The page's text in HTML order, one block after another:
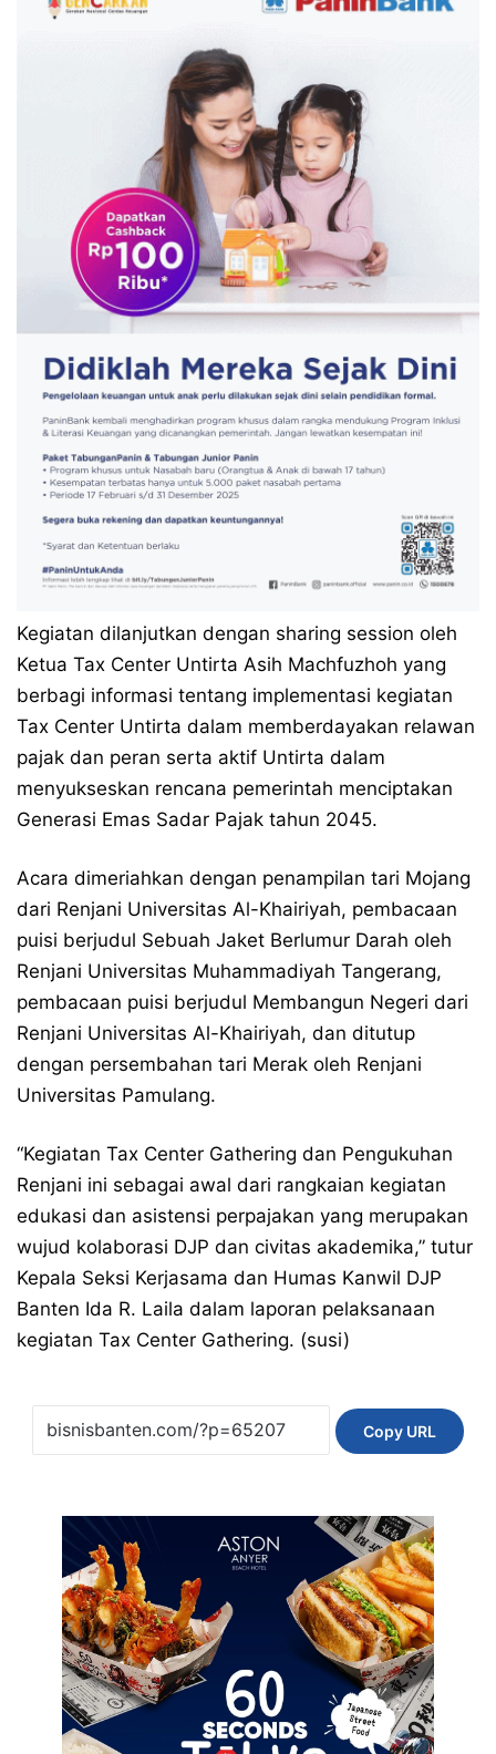
Kegiatan dilanjutkan dengan sharing session oleh
Ketua Tax Center Untirta Asih Machfuzhoh yang
berbagi informasi tentang implementasi kegiatan
Tax Center Untirta dalam memberdayakan relawan
pajak dan peran serta aktif Untirta dalam
menyukseskan rencana pemerintah menciptakan
Generasi Emas Sadar Pajak tahun 2045.
Acara dimeriahkan dengan penampilan tari Mojang
dari Renjani Universitas Al-Khairiyah, pembacaan
puisi berjudul Sebuah Jaket Berlumur Darah oleh
Renjani Universitas Muhammadiyah Tangerang,
pembacaan puisi berjudul Membangun Negeri dari
Renjani Universitas Al-Khairiyah, dan ditutup
dengan persembahan tari Merak oleh Renjani
Universitas Pamulang.
“Kegiatan Tax Center Gathering dan Pengukuhan
Renjani ini sebagai awal dari rangkaian kegiatan
edukasi dan asistensi perpajakan yang merupakan
wujud kolaborasi DJP dan civitas akademika,” tutur
Kepala Seksi Kerjasama dan Humas Kanwil DJP
Banten Ida R. Laila dalam laporan pelaksanaan
kegiatan Tax Center Gathering. (susi)
Copy URL